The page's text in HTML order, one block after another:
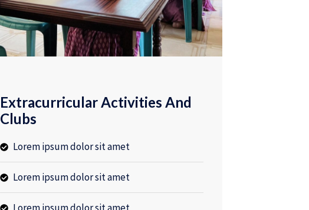
Extracurricular Activities And
Clubs
Lorem ipsum dolor sit amet
Lorem ipsum dolor sit amet